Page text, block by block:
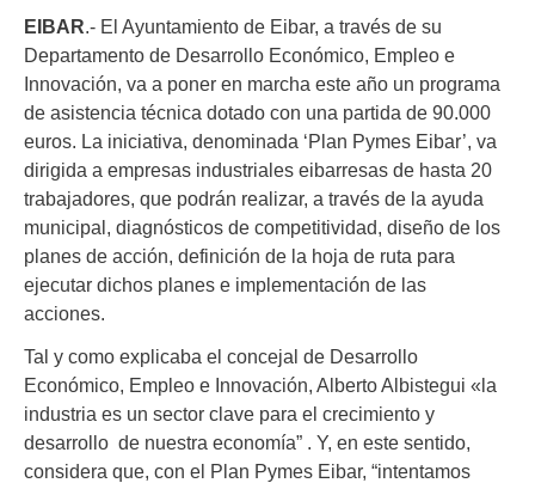
EIBAR.- El Ayuntamiento de Eibar, a través de su
Departamento de Desarrollo Económico, Empleo e
Innovación, va a poner en marcha este año un programa
de asistencia técnica dotado con una partida de 90.000
euros. La iniciativa, denominada ‘Plan Pymes Eibar’, va
dirigida a empresas industriales eibarresas de hasta 20
trabajadores, que podrán realizar, a través de la ayuda
municipal, diagnósticos de competitividad, diseño de los
planes de acción, definición de la hoja de ruta para
ejecutar dichos planes e implementación de las
acciones.
Tal y como explicaba el concejal de Desarrollo
Económico, Empleo e Innovación, Alberto Albistegui «la
industria es un sector clave para el crecimiento y
desarrollo de nuestra economía” . Y, en este sentido,
considera que, con el Plan Pymes Eibar, “intentamos